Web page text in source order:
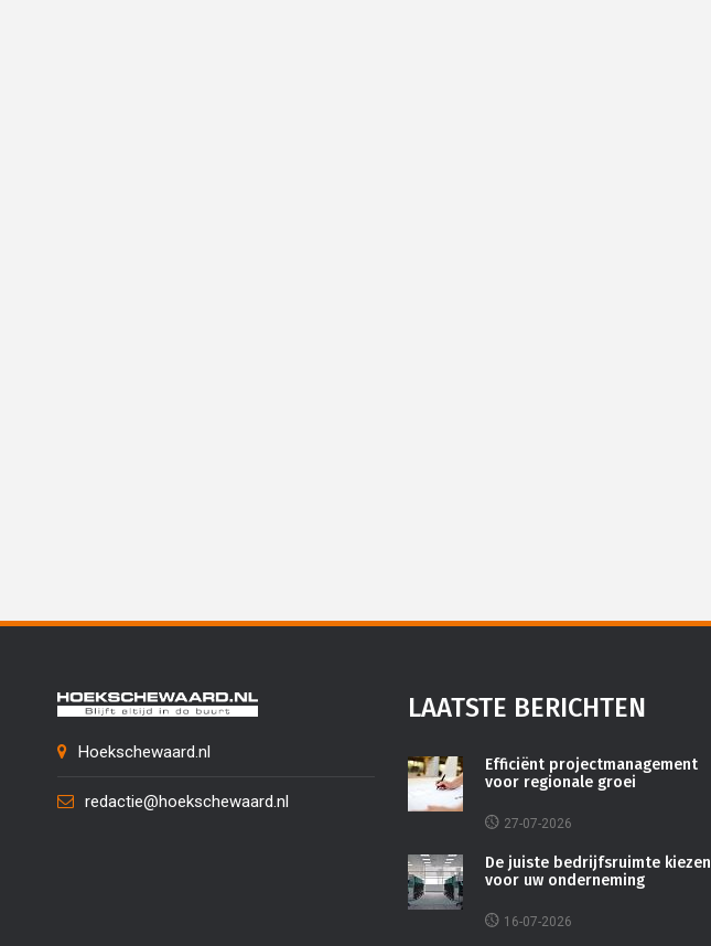
Hoekschewaard.nl
redactie@hoekschewaard.nl
LAATSTE BERICHTEN
Efficiënt projectmanagement
voor regionale groei
27-07-2026
De juiste bedrijfsruimte kiezen
voor uw onderneming
16-07-2026